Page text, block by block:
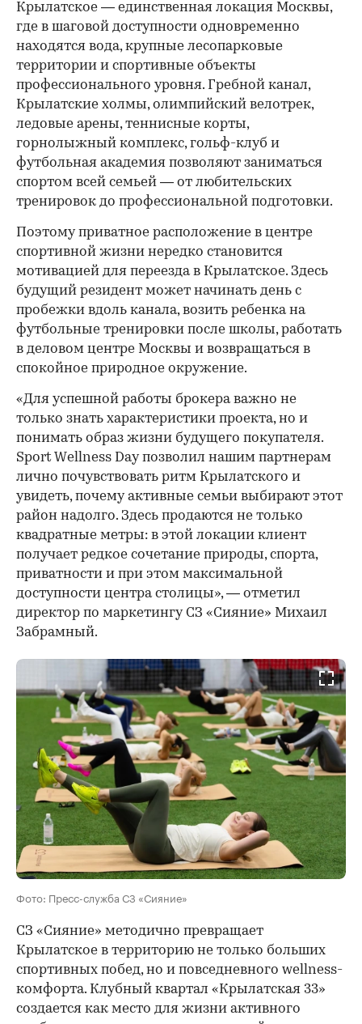
Крылатское — единственная локация Москвы,
где в шаговой доступности одновременно
находятся вода, крупные лесопарковые
территории и спортивные объекты
профессионального уровня. Гребной канал,
Крылатские холмы, олимпийский велотрек,
ледовые арены, теннисные корты,
горнолыжный комплекс, гольф-клуб и
футбольная академия позволяют заниматься
спортом всей семьей — от любительских
тренировок до профессиональной подготовки.
Поэтому приватное расположение в центре
спортивной жизни нередко становится
мотивацией для переезда в Крылатское. Здесь
будущий резидент может начинать день с
пробежки вдоль канала, возить ребенка на
футбольные тренировки после школы, работать
в деловом центре Москвы и возвращаться в
спокойное природное окружение.
«Для успешной работы брокера важно не
только знать характеристики проекта, но и
понимать образ жизни будущего покупателя.
Sport Wellness Day позволил нашим партнерам
лично почувствовать ритм Крылатского и
увидеть, почему активные семьи выбирают этот
район надолго. Здесь продаются не только
квадратные метры: в этой локации клиент
получает редкое сочетание природы, спорта,
приватности и при этом максимальной
доступности центра столицы», — отметил
директор по маркетингу СЗ «Сияние» Михаил
Забрамный.
Фото: Пресс-служба СЗ «Сияние»
СЗ «Сияние» методично превращает
Крылатское в территорию не только больших
спортивных побед, но и повседневного wellness-
комфорта. Клубный квартал «Крылатская 33»
создается как место для жизни активного